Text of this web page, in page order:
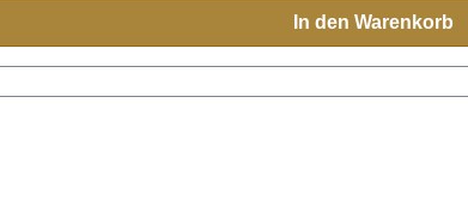
In den Warenkorb